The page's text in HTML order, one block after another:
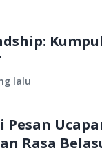
lalu
Pesan
Rasa